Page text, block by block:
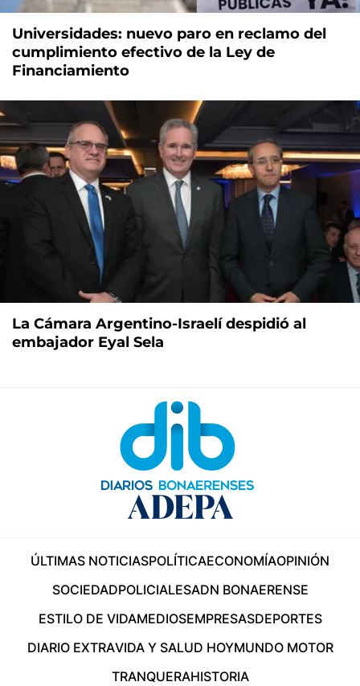
Universidades: nuevo paro en reclamo del
cumplimiento efectivo de la Ley de
Financiamiento
La Cámara Argentino-Israelí despidió al
embajador Eyal Sela
ÚLTIMAS NOTICIASPOLÍTICAECONOMÍAOPINIÓN
SOCIEDADPOLICIALESADN BONAERENSE
ESTILO DE VIDAMEDIOSEMPRESASDEPORTES
DIARIO EXTRAVIDA Y SALUD HOYMUNDO MOTOR
TRANQUERAHISTORIA